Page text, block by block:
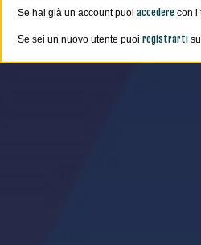
Se hai già un account puoi accedere con i
Se sei un nuovo utente puoi registrarti